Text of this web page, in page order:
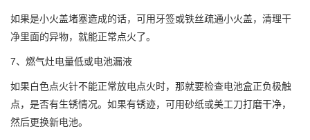
如果是小火盖堵塞造成的话，可用牙签或铁丝疏通小火盖，清理干
净里面的异物，就能正常点火了。
7、燃气灶电量低或电池漏液
如果白色点火针不能正常放电点火时，那就要检查电池盒正负极触
点，是否有生锈情况。如果有锈迹，可用砂纸或美工刀打磨干净，
然后更换新电池。